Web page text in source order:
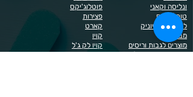
פוטלוג'יקס
פצירות
קארט
קויו
קויו לק ג'ל
קישוטים לציפורניים
ונליסה וקאני
טופ / בייס
לק רגיל לה יוניק
מבצעים
מוצרים לגבות וריסים
מוצרים לג'ל בנייה / פוליג'ל